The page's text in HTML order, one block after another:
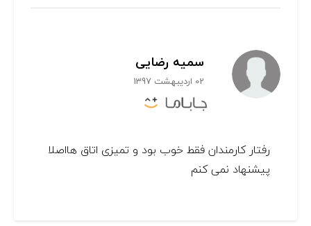
سمیه رضایی
02 اردیبهشت 1397
رفتار کارمندان فقط خوب بود و تمیزی اتاق هااصلا
پیشنهاد نمی کنم